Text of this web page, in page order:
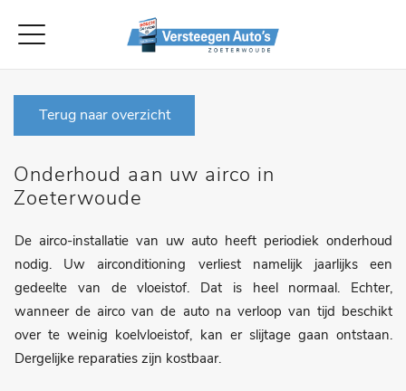
Terug naar overzicht
Onderhoud aan uw airco in
Zoeterwoude
De airco-installatie van uw auto heeft periodiek onderhoud
nodig. Uw airconditioning verliest namelijk jaarlijks een
gedeelte van de vloeistof. Dat is heel normaal. Echter,
wanneer de airco van de auto na verloop van tijd beschikt
over te weinig koelvloeistof, kan er slijtage gaan ontstaan.
Dergelijke reparaties zijn kostbaar.